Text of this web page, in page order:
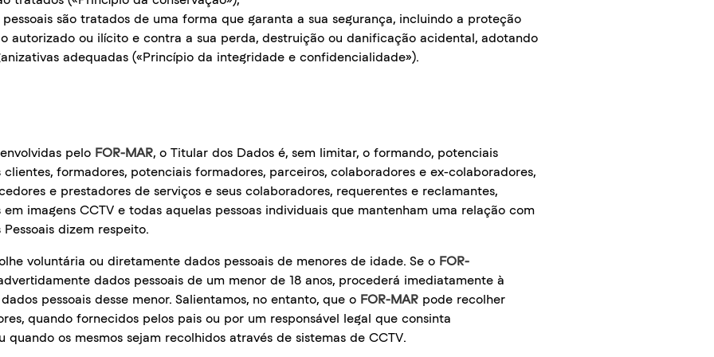
são tratados de uma forma que garanta a sua segurança, incluindo a proteção
autorizado ou ilícito e contra a sua perda, destruição ou danificação acidental, adotando
adequadas («Princípio da integridade e confidencialidade»).
pelo FOR-MAR, o Titular dos Dados é, sem limitar, o formando, potenciais
formadores, potenciais formadores, parceiros, colaboradores e ex-colaboradores,
e prestadores de serviços e seus colaboradores, requerentes e reclamantes,
imagens CCTV e todas aquelas pessoas individuais que mantenham uma relação com
dizem respeito.
voluntária ou diretamente dados pessoais de menores de idade. Se o FOR-
dados pessoais de um menor de 18 anos, procederá imediatamente à
pessoais desse menor. Salientamos, no entanto, que o FOR-MARpode recolher
quando fornecidos pelos pais ou por um responsável legal que consinta
quando os mesmos sejam recolhidos através de sistemas de CCTV.